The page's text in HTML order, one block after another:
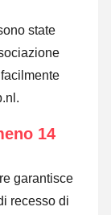
state
14
garantisce
recesso di